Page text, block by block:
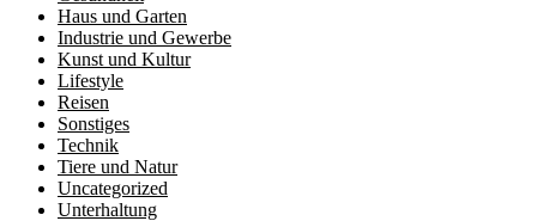
Haus und Garten
Industrie und Gewerbe
Kunst und Kultur
Lifestyle
Reisen
Sonstiges
Technik
Tiere und Natur
Uncategorized
Unterhaltung